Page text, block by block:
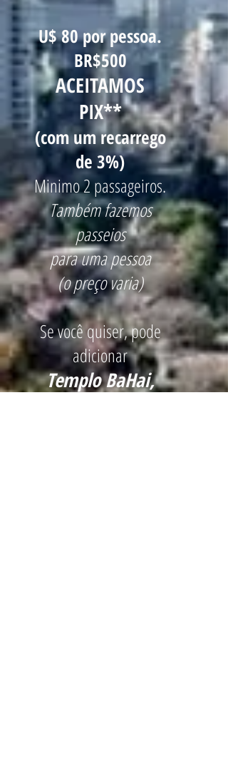
U$ 80 por pessoa.
BR$500
ACEITAMOS
PIX**
(com um recarrego
de 3%)
Minimo 2 passageiros.
Também fazemos
passeios
para uma pessoa
(o preço varia)
Se você quiser, pode
adicionar
Templo BaHai,